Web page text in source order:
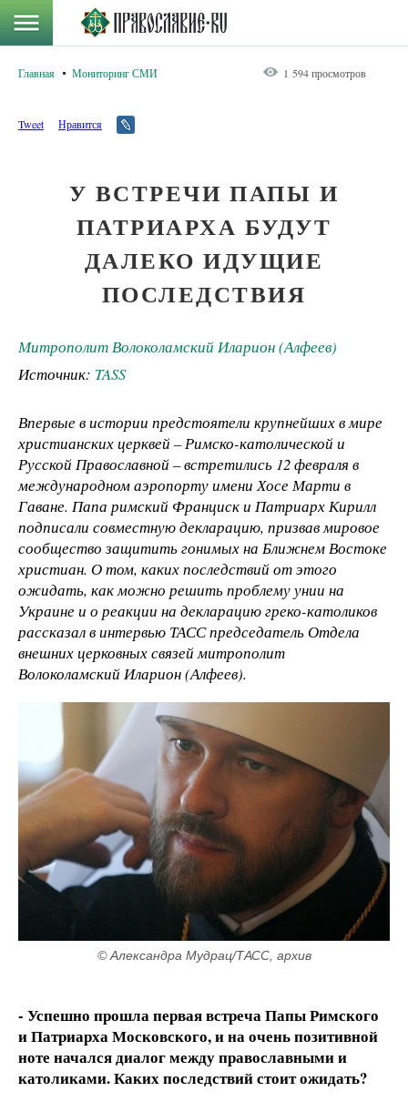
Главная Мониторинг СМИ 1 594 просмотров
Tweet Нравится
У ВСТРЕЧИ ПАПЫ И
ПАТРИАРХА БУДУТ
ДАЛЕКО ИДУЩИЕ
ПОСЛЕДСТВИЯ
Митрополит Волоколамский Иларион (Алфеев)
Источник: TASS
Впервые в истории предстоятели крупнейших в мире
христианских церквей – Римско-католической и
Русской Православной – встретились 12 февраля в
международном аэропорту имени Хосе Марти в
Гаване. Папа римский Франциск и Патриарх Кирилл
подписали совместную декларацию, призвав мировое
сообщество защитить гонимых на Ближнем Востоке
христиан. О том, каких последствий от этого
ожидать, как можно решить проблему унии на
Украине и о реакции на декларацию греко-католиков
рассказал в интервью ТАСС председатель Отдела
внешних церковных связей митрополит
Волоколамский Иларион (Алфеев).
© Александра Мудрац/ТАСС, архив
- Успешно прошла первая встреча Папы Римского
и Патриарха Московского, и на очень позитивной
ноте начался диалог между православными и
католиками. Каких последствий стоит ожидать?